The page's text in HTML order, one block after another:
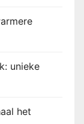
unieke
het